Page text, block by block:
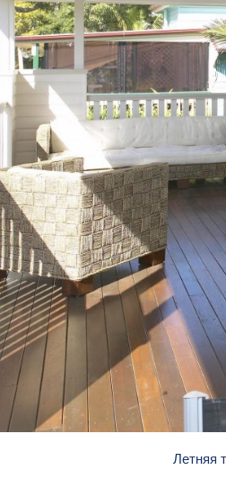
Летняя